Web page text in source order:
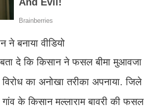
बनाया वीडियो
दे कि किसान ने फसल बीमा मुआवजा
का अनोखा तरीका अपनाया. जिले
गांव के किसान मल्लाराम बावरी की फसल